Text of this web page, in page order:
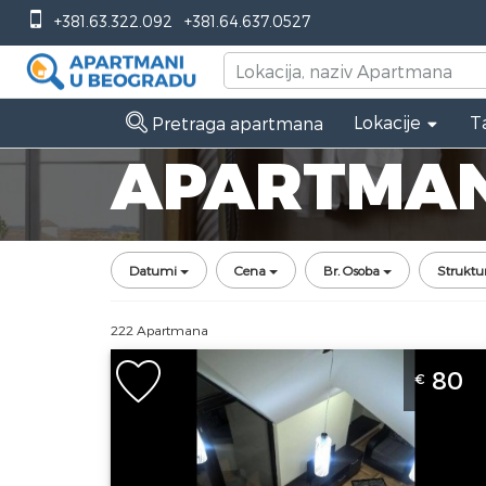
+381.63.322.092 +381.64.637.0527
Pretraga apartmana Lokacije
Datumi Cena Br. Osoba
222 Apartmana
Dvosoban Apartman Vidić 6 Zlatibor
Planina Autobuska Stanica
Gosti:7
€ 80